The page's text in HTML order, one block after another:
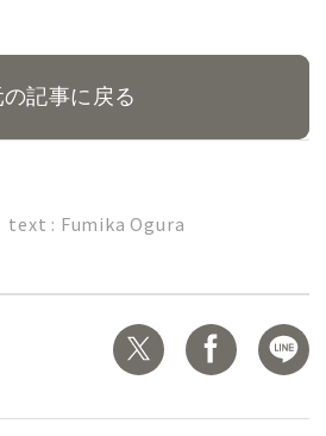
の記事に戻る
: Fumika Ogura